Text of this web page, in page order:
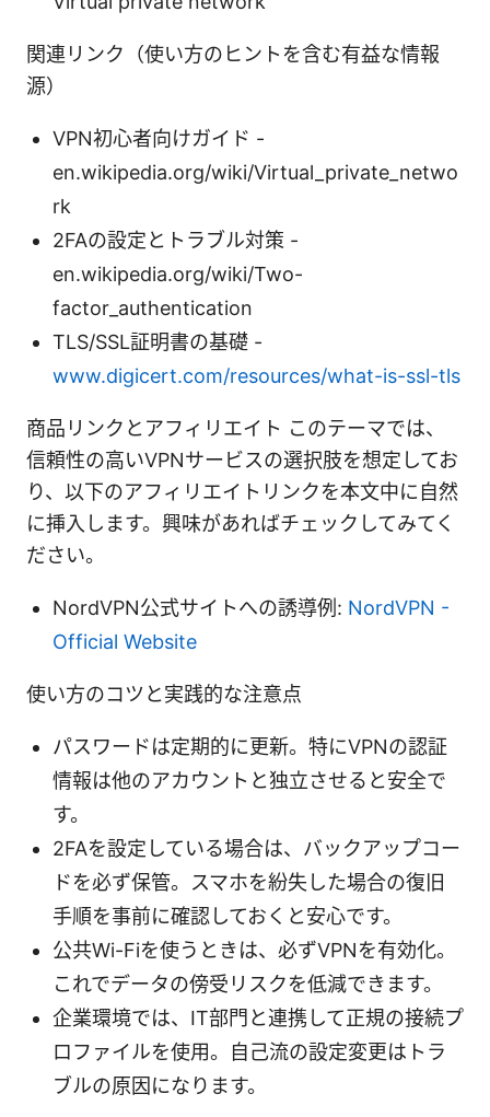
関連リンク（使い方のヒントを含む有益な情報
源）
VPN初心者向けガイド -
en.wikipedia.org/wiki/Virtual_private_netwo
rk
2FAの設定とトラブル対策 -
en.wikipedia.org/wiki/Two-
factor_authentication
TLS/SSL証明書の基礎 -
www.digicert.com/resources/what-is-ssl-tls
商品リンクとアフィリエイト このテーマでは、
信頼性の高いVPNサービスの選択肢を想定してお
り、以下のアフィリエイトリンクを本文中に自然
に挿入します。興味があればチェックしてみてく
ださい。
NordVPN公式サイトへの誘導例: NordVPN -
Official Website
使い方のコツと実践的な注意点
パスワードは定期的に更新。特にVPNの認証
情報は他のアカウントと独立させると安全で
す。
2FAを設定している場合は、バックアップコー
ドを必ず保管。スマホを紛失した場合の復旧
手順を事前に確認しておくと安心です。
公共Wi-Fiを使うときは、必ずVPNを有効化。
これでデータの傍受リスクを低減できます。
企業環境では、IT部門と連携して正規の接続プ
ロファイルを使用。自己流の設定変更はトラ
ブルの原因になります。